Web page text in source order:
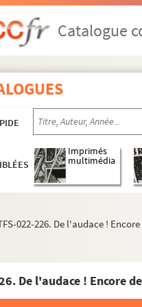
Catalogue
Imprimés
multimédia
022-226. De l'audace !
De l'audace ! Encore
et opérettes
022-703. Aloÿse ou la
022-705. Le bandit fantôme :
022-320. [Beethoven et